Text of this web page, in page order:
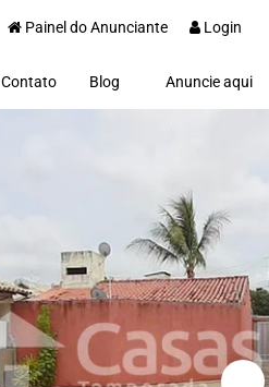
Painel do Anunciante Login
Contato Blog Anuncie aqui